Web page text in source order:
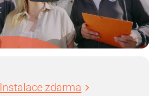
Instalace zdarma